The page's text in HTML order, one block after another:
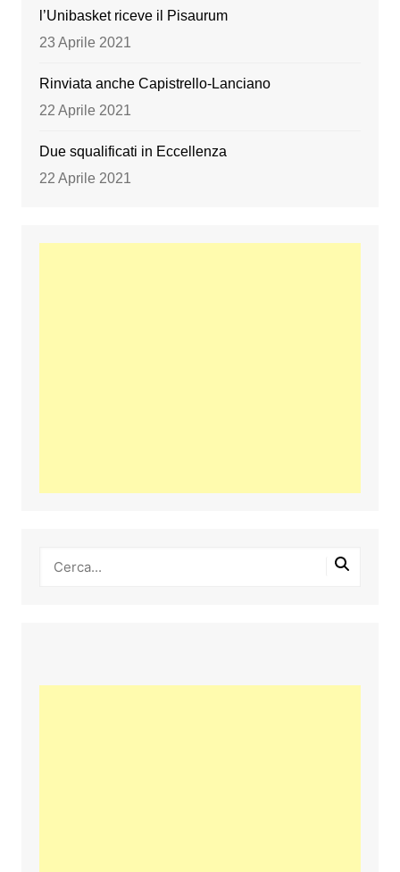
l’Unibasket riceve il Pisaurum
23 Aprile 2021
Rinviata anche Capistrello-Lanciano
22 Aprile 2021
Due squalificati in Eccellenza
22 Aprile 2021